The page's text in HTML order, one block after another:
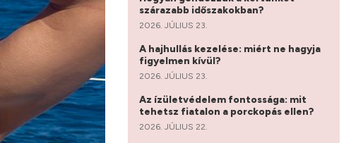
szárazabb időszakokban?
2026. JÚLIUS 23.
A hajhullás kezelése: miért ne hagyja
figyelmen kívül?
2026. JÚLIUS 23.
Az ízületvédelem fontossága: mit
tehetsz fiatalon a porckopás ellen?
2026. JÚLIUS 22.